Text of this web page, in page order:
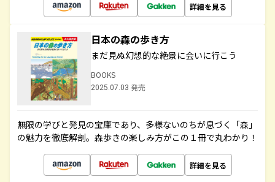
詳細を見る
日本の森の歩き方
まだ見ぬ幻想的な絶景に会いに行こう
BOOKS
2025.07.03 発売
無限の学びと発見の宝庫であり、多様ないのちが息づく「森」
の魅力を徹底解剖。森歩きの楽しみ方がこの１冊で丸わかり！
詳細を見る